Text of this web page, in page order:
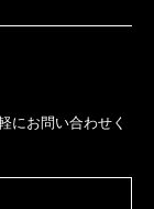
にお問い合わせく